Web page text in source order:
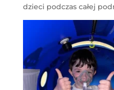
dzieci podczas całej